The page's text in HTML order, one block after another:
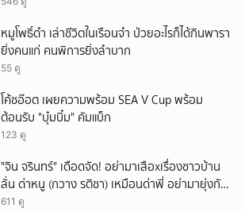
หมูโพธิ์ดำ เล่าชีวิตในเรือนจำ ป่วยอะไรก็ได้กินพารา
ยิ่งคนแก่ คนพิการยิ่งลำบาก
55 ดู
โค้ชอ๊อต เผยความพร้อม SEA V Cup พร้อม
ต้อนรับ "บุ๋มบิ๋ม" คัมแบ็ก
123 ดู
ั่"จิน จรินทร์" เดือดจัด! อย่ามาเสือxเรื่องชาวบ้าน
ลั่น ด่าหนู (กวาง รติชา) เหมือนด่าพี่ อย่ามายุ่งกับ
คนของผม จบ!!!
611 ดู